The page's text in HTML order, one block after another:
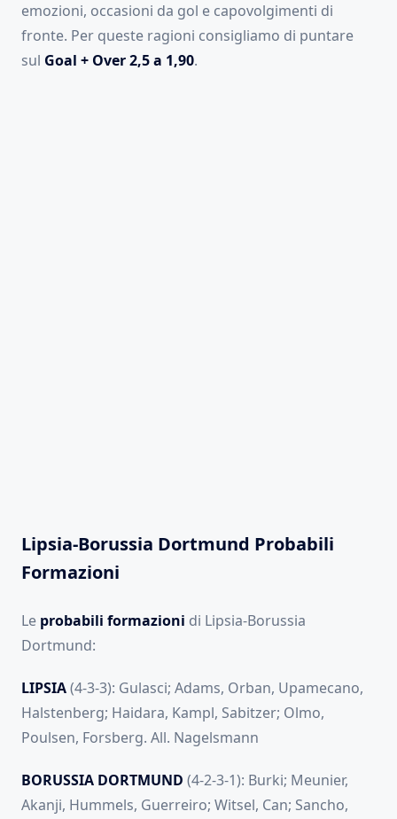
emozioni, occasioni da gol e capovolgimenti di
fronte. Per queste ragioni consigliamo di puntare
sul Goal + Over 2,5 a 1,90.
Lipsia-Borussia Dortmund Probabili
Formazioni
Le probabili formazioni di Lipsia-Borussia
Dortmund:
LIPSIA(4-3-3): Gulasci; Adams, Orban, Upamecano,
Halstenberg; Haidara, Kampl, Sabitzer; Olmo,
Poulsen, Forsberg. All. Nagelsmann
BORUSSIA DORTMUND (4-2-3-1): Burki; Meunier,
Akanji, Hummels, Guerreiro; Witsel, Can; Sancho,